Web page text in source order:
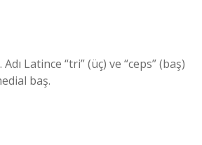
Latince “tri” (üç) ve “ceps” (baş)
baş.